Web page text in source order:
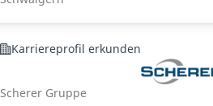
Karriereprofil erkunden
Scherer Gruppe